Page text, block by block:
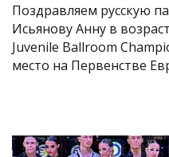
Поздравляем русскую
Исьянову Анну в
Juvenile Ballroom
место на Первенстве